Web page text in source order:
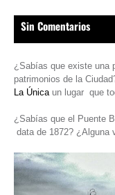
Sin Comentarios
¿Sabías que existe una
patrimonios de la
La Única un lugar que
¿Sabías que el Puente
data de 1872? ¿Alguna